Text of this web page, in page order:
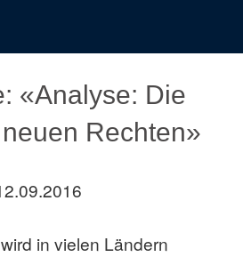
«Analyse: Die
Rechten»
in vielen Ländern